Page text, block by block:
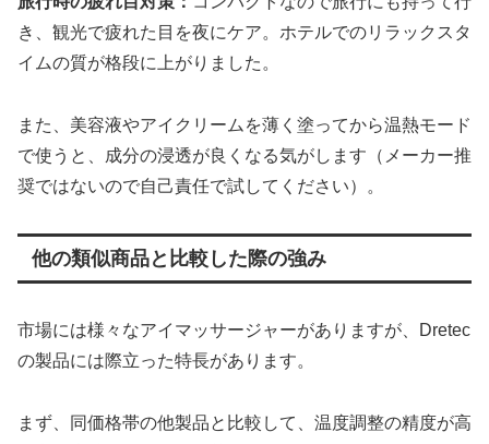
き、観光で疲れた目を夜にケア。ホテルでのリラックスタ
イムの質が格段に上がりました。
また、美容液やアイクリームを薄く塗ってから温熱モード
で使うと、成分の浸透が良くなる気がします（メーカー推
奨ではないので自己責任で試してください）。
他の類似商品と比較した際の強み
市場には様々なアイマッサージャーがありますが、Dretec
の製品には際立った特長があります。
まず、同価格帯の他製品と比較して、温度調整の精度が高